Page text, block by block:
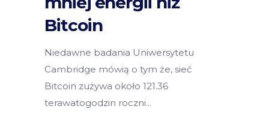
Bitcoin
Niedawne badania Uniwersytetu
Cambridge mówią o tym że, sieć
Bitcoin zużywa około 121.36
terawatogodzin roczni